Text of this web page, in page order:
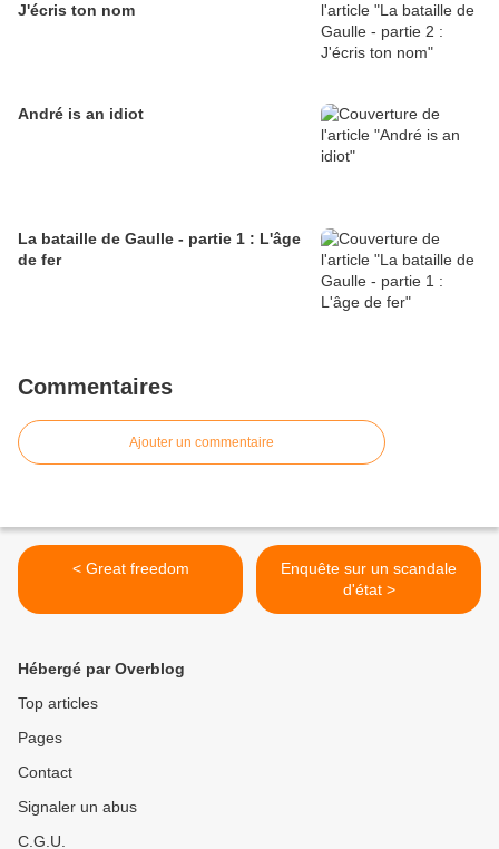
J'écris ton nom
André is an idiot
La bataille de Gaulle - partie 1 : L'âge
de fer
Commentaires
Ajouter un commentaire
< Great freedom
Enquête sur un scandale
d'état >
Hébergé par Overblog
Top articles
Pages
Contact
Signaler un abus
C.G.U.